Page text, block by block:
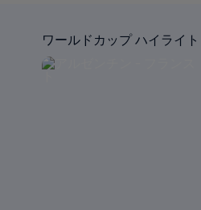
ワールドカップ ハイライト